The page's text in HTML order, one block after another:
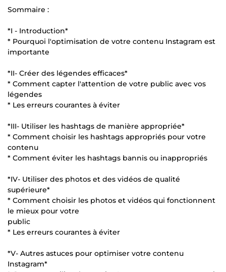
Sommaire :
*I - Introduction*
* Pourquoi l'optimisation de votre contenu Instagram est
importante
*II- Créer des légendes efficaces*
* Comment capter l'attention de votre public avec vos
légendes
* Les erreurs courantes à éviter
*III- Utiliser les hashtags de manière appropriée*
* Comment choisir les hashtags appropriés pour votre
contenu
* Comment éviter les hashtags bannis ou inappropriés
*IV- Utiliser des photos et des vidéos de qualité
supérieure*
* Comment choisir les photos et vidéos qui fonctionnent
le mieux pour votre
public
* Les erreurs courantes à éviter
*V- Autres astuces pour optimiser votre contenu
Instagram*